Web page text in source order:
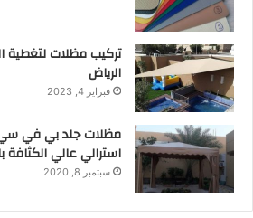
تركيب مظلات لتغطية
الرياض
فبراير 4, 2023
مظلات جلد بي في
استرالي عالي الكثافة
سبتمبر 8, 2020